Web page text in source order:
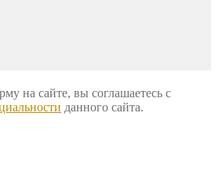
на сайте, вы соглашаетесь с
данного сайта.